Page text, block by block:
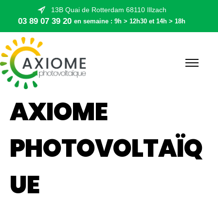
13B Quai de Rotterdam 68110 Illzach
03 89 07 39 20 en semaine : 9h > 12h30 et 14h > 18h
AXIOME
PHOTOVOLTAÏQ
UE